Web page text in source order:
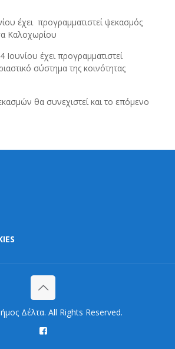
έχει προγραμματιστεί ψεκασμός
Καλοχωρίου
Ιουνίου έχει προγραμματιστεί
σύστημα της κοινότητας
θα συνεχιστεί και το επόμενο
Δέλτα. All Rights Reserved.